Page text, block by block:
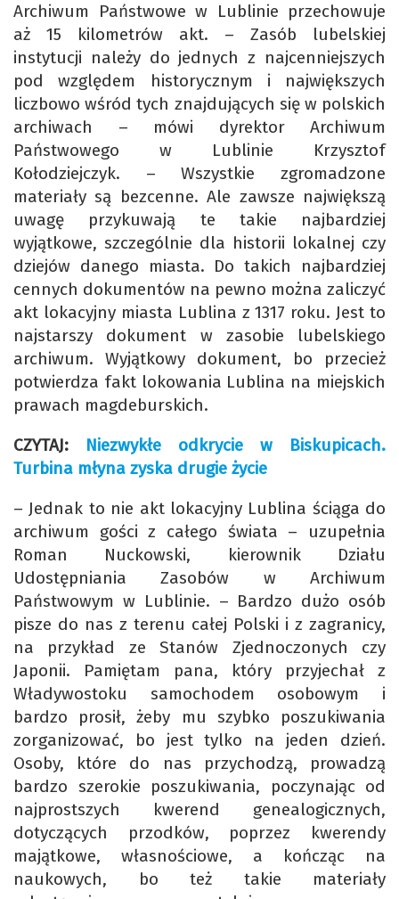
Archiwum Państwowe w Lublinie przechowuje
aż 15 kilometrów akt. – Zasób lubelskiej
instytucji należy do jednych z najcenniejszych
pod względem historycznym i największych
liczbowo wśród tych znajdujących się w polskich
archiwach – mówi dyrektor Archiwum
Państwowego w Lublinie Krzysztof
Kołodziejczyk. – Wszystkie zgromadzone
materiały są bezcenne. Ale zawsze największą
uwagę przykuwają te takie najbardziej
wyjątkowe, szczególnie dla historii lokalnej czy
dziejów danego miasta. Do takich najbardziej
cennych dokumentów na pewno można zaliczyć
akt lokacyjny miasta Lublina z 1317 roku. Jest to
najstarszy dokument w zasobie lubelskiego
archiwum. Wyjątkowy dokument, bo przecież
potwierdza fakt lokowania Lublina na miejskich
prawach magdeburskich.
CZYTAJ: Niezwykłe odkrycie w Biskupicach.
Turbina młyna zyska drugie życie
– Jednak to nie akt lokacyjny Lublina ściąga do
archiwum gości z całego świata – uzupełnia
Roman Nuckowski, kierownik Działu
Udostępniania Zasobów w Archiwum
Państwowym w Lublinie. – Bardzo dużo osób
pisze do nas z terenu całej Polski i z zagranicy,
na przykład ze Stanów Zjednoczonych czy
Japonii. Pamiętam pana, który przyjechał z
Władywostoku samochodem osobowym i
bardzo prosił, żeby mu szybko poszukiwania
zorganizować, bo jest tylko na jeden dzień.
Osoby, które do nas przychodzą, prowadzą
bardzo szerokie poszukiwania, poczynając od
najprostszych kwerend genealogicznych,
dotyczących przodków, poprzez kwerendy
majątkowe, własnościowe, a kończąc na
naukowych, bo też takie materiały